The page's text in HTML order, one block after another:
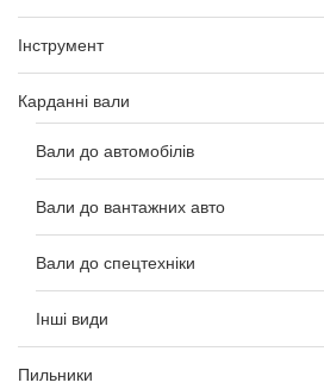
Інструмент
Карданні вали
Вали до автомобілів
Вали до вантажних авто
Вали до спецтехніки
Інші види
Пильники